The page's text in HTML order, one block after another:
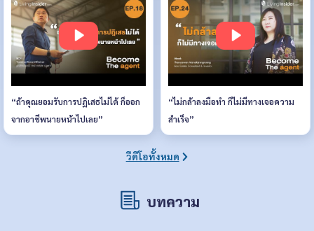
“ถ้าคุณยอมรับการปฏิเสธไม่ได้ ก็ออก
จากอาชีพนายหน้าไปเลย”
“ไม่กล้าลงมือทำ ก็ไม่มีทางเจอความ
สำเร็จ”
วีดีโอทั้งหมด
บทความ